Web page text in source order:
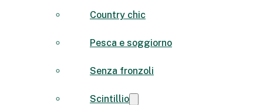
Country chic
Pesca e soggiorno
Senza fronzoli
Scintillio